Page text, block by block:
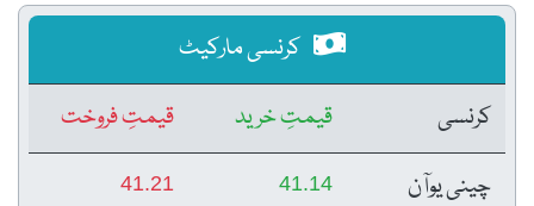
کرنسی مارکیٹ
کرنسی
قیمتِ خرید
قیمتِ فروخت
چینی یوآن
41.14
41.21